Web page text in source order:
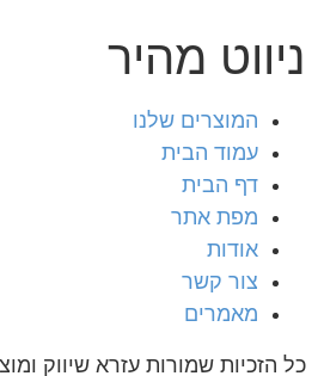
ניווט מהיר
המוצרים שלנו
עמוד הבית
דף הבית
מפת אתר
אודות
צור קשר
מאמרים
כל הזכיות שמורות עזרא שיווק